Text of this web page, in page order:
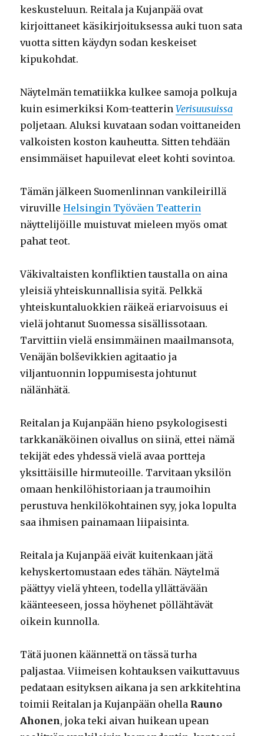
keskusteluun. Reitala ja Kujanpää ovat
kirjoittaneet käsikirjoituksessa auki tuon sata
vuotta sitten käydyn sodan keskeiset
kipukohdat.
Näytelmän tematiikka kulkee samoja polkuja
kuin esimerkiksi Kom-teatterinVerisuusuissa
poljetaan. Aluksi kuvataan sodan voittaneiden
valkoisten koston kauheutta. Sitten tehdään
ensimmäiset hapuilevat eleet kohti sovintoa.
Tämän jälkeen Suomenlinnan vankileirillä
viruvilleHelsingin Työväen Teatterin
näyttelijöille muistuvat mieleen myös omat
pahat teot.
Väkivaltaisten konfliktien taustalla on aina
yleisiä yhteiskunnallisia syitä. Pelkkä
yhteiskuntaluokkien räikeä eriarvoisuus ei
vielä johtanut Suomessa sisällissotaan.
Tarvittiin vielä ensimmäinen maailmansota,
Venäjän bolševikkien agitaatio ja
viljantuonnin loppumisesta johtunut
nälänhätä.
Reitalan ja Kujanpään hieno psykologisesti
tarkkanäköinen oivallus on siinä, ettei nämä
tekijät edes yhdessä vielä avaa portteja
yksittäisille hirmuteoille. Tarvitaan yksilön
omaan henkilöhistoriaan ja traumoihin
perustuva henkilökohtainen syy, joka lopulta
saa ihmisen painamaan liipaisinta.
Reitala ja Kujanpää eivät kuitenkaan jätä
kehyskertomustaan edes tähän. Näytelmä
päättyy vielä yhteen, todella yllättävään
käänteeseen, jossa höyhenet pöllähtävät
oikein kunnolla.
Tätä juonen käännettä on tässä turha
paljastaa. Viimeisen kohtauksen vaikuttavuus
pedataan esityksen aikana ja sen arkkitehtina
toimii Reitalan ja Kujanpään ohella Rauno
Ahonen, joka teki aivan huikean upean